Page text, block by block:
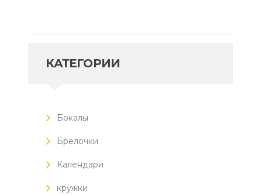
КАТЕГОРИИ
Бокалы
Брелочки
Календари
кружки